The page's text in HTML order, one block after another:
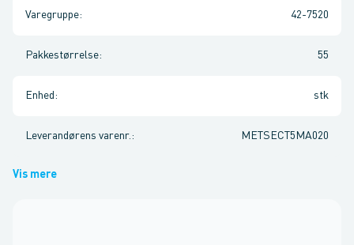
Varegruppe: 42-7520
Pakkestørrelse: 55
Enhed : stk
Leverandørens varenr. : METSECT5MA020
Vis mere